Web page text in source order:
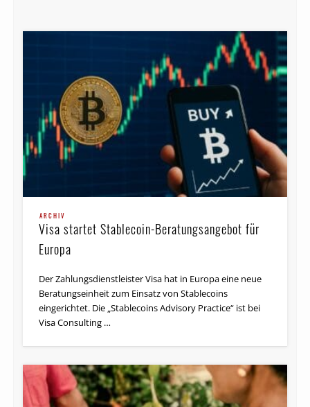
ARCHIV
Visa startet Stablecoin-Beratungsangebot für
Europa
Der Zahlungsdienstleister Visa hat in Europa eine neue
Beratungseinheit zum Einsatz von Stablecoins
eingerichtet. Die „Stablecoins Advisory Practice“ ist bei
Visa Consulting …